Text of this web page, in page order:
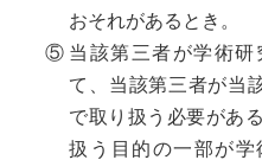
おそれがあるとき。
⑤ 当該第三者が学術研
て、当該第三者が当
で取り扱う必要があ
扱う目的の一部が